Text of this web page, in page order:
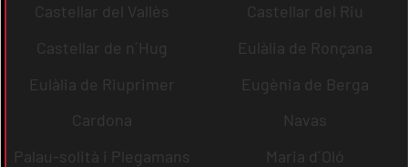
Castellar del Vallès
Castellar del Riu
Castellar de n´Hug
Eulàlia de Ronçana
Eulàlia de Riuprimer
Eugènia de Berga
Cardona
Navas
Palau-solità i Plegamans
Maria d´Oló